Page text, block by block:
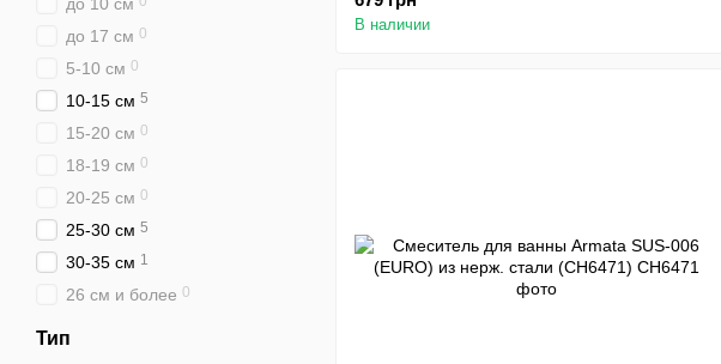
В наличии
до 17 см 0
5-10 см 0
10-15 см 5
15-20 см 0
18-19 см 0
20-25 см 0
25-30 см 5
30-35 см 1
26 см и более 0
Тип